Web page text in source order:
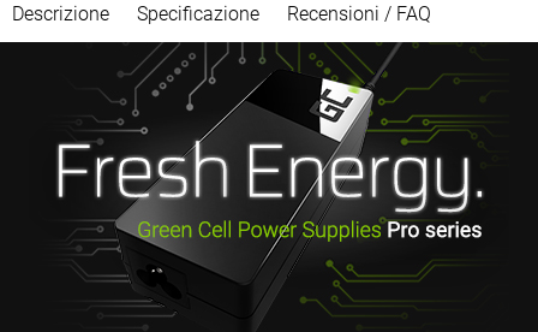
Descrizione Specificazione Recensioni / FAQ